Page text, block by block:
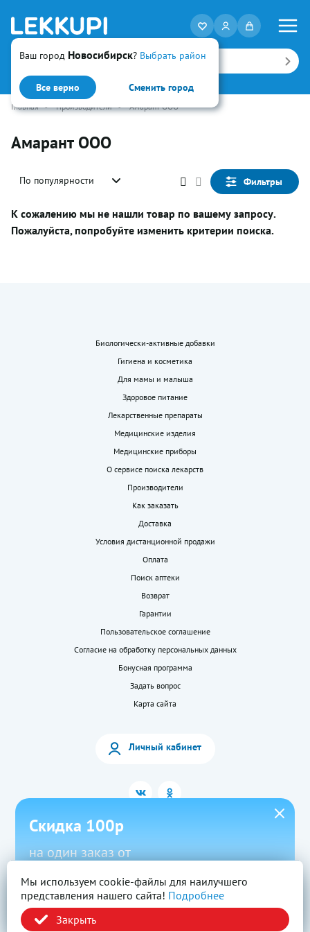
Ваш город Новосибирск? Выбрать район
Все верно Сменить город
Искать
Главная • Производители • Амарант ООО
Амарант ООО
По популярности Фильтры
К сожалению мы не нашли товар по вашему запросу.
Пожалуйста, попробуйте изменить критерии поиска.
Биологически-активные добавки
Гигиена и косметика
Для мамы и малыша
Здоровое питание
Лекарственные препараты
Медицинские изделия
Медицинские приборы
О сервисе поиска лекарств
Производители
Как заказать
Доставка
Условия дистанционной продажи
Оплата
Поиск аптеки
Возврат
Гарантии
Пользовательское соглашение
Согласие на обработку персональных данных
Бонусная программа
Задать вопрос
Карта сайта
Личный кабинет
2026 © «LEKkupi»
Все права защищены.
Вся информация на сайте — собственность ООО «Моя аптека». Публикация с
сайта www.lekkupi.ru без разрешения запрещена.
ОГРН:1025404723585, Лицензия № Л042-01125-54/00269824.
Мы используем cookie-файлы для наилучшего
представления нашего сайта! Подробнее
Закрыть
Скидка 100р
на один заказ от
Скачать
Промокод Новый